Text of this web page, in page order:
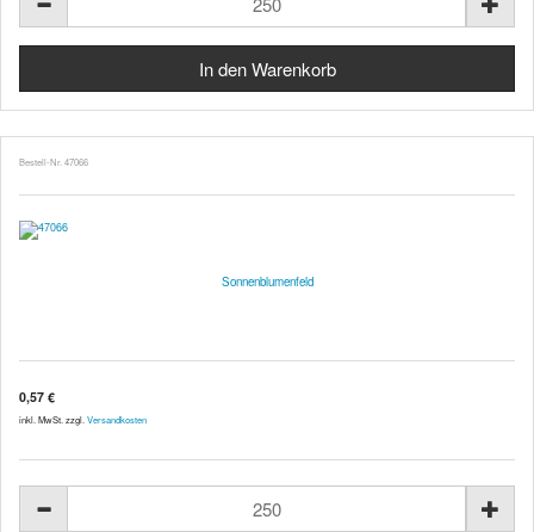
Bestell-Nr. 47066
Sonnenblumenfeld
0,57 €
inkl. MwSt. zzgl. Versandkosten